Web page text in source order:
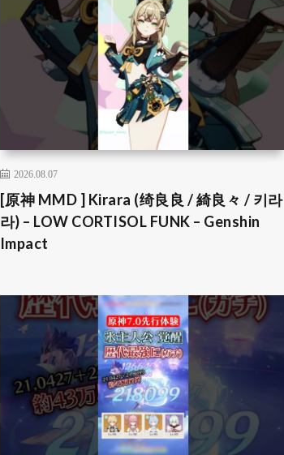
2026.08.07
[原神 MMD ] Kirara (绮良良 / 綺良々 / 키라
라) – LOW CORTISOL FUNK – Genshin
Impact